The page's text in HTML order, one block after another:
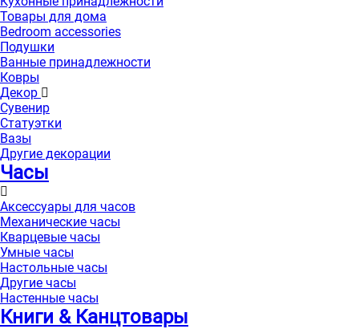
Товары для дома
Bedroom accessories
Подушки
Ванные принадлежности
Ковры
Декор
Сувенир
Статуэтки
Вазы
Другие декорации
Часы
Аксессуары для часов
Механические часы
Кварцевые часы
Умные часы
Настольные часы
Другие часы
Настенные часы
Книги & Канцтовары